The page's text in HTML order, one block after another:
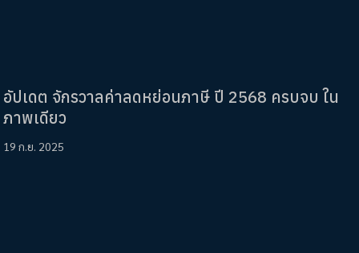
อัปเดต จักรวาลค่าลดหย่อนภาษี ปี 2568 ครบจบ ใน
ภาพเดียว
19 ก.ย. 2025